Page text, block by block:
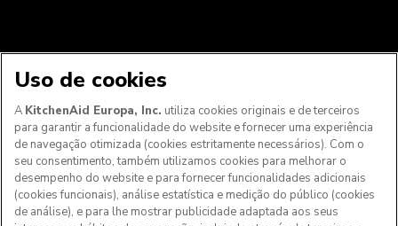
Aos clientes nos Açores, Madeira e outros territórios
portugueses: Por favor, contacte a nossa equipa de Apoio
ao Cliente para efetuar a sua encomenda, de forma a
podermos fornecer os custos de envio exatos e aplicar a
taxa de IVA correta
Uso de cookies
A KitchenAid Europa, Inc. utiliza cookies originais e de terceiros
para garantir a funcionalidade do website e fornecer uma experiência
de navegação otimizada (cookies estritamente necessários). Com o
seu consentimento, também utilizamos cookies para melhorar o
desempenho do website e para fornecer funcionalidades adicionais
(cookies funcionais), análise estatística e medição do público (cookies
de análise), e para lhe mostrar publicidade adaptada aos seus